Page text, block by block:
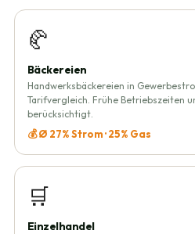
🥐
Bäckereien
Handwerksbäckereien in
Tarifvergleich. Frühe Betriebszeiten
berücksichtigt.
💰 Ø 27% Strom · 25% Gas
🛒
Einzelhandel